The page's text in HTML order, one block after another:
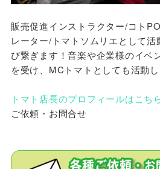
販売促進インストラクター/コト
レーター/トマトソムリエとして
び繋ぎます！音楽や企業様のイベ
を受け、MCトマトとしても活動
トマト店長のプロフィールはこち
ご依頼・お問合せ